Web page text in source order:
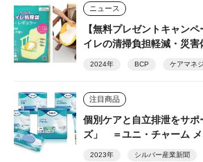
ニュース
【無料プレゼントキャン
イレの清掃負担軽減・災
2024年 BCP ケアマネ
注目商品
個別ケアと自立排泄をサ
ズ」 ＝ユニ・チャーム メ
2023年 シルバー産業新聞